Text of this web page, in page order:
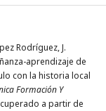
Rodríguez, J.
aprendizaje de
con la historia local
Formación Y
a partir de